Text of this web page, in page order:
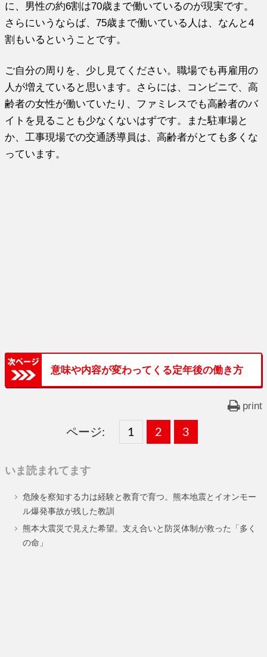
に、男性の約6割は70歳まで働いているのが現実です。
さらにいうならば、75歳まで働いている人は、なんと4
割もいるということです。
ご自分の周りを、少し見てください。職場でも再雇用の
人が増えていると思います。さらには、コンビニで、高
齢者の女性が働いていたり、ファミレスでも高齢者のバ
イトを見ることも少なくないはずです。また駐車場と
か、工事現場での交通誘導員は、高齢者がとても多くな
っています。
意味や内容が変わってくる定年後の働き方
print
ページ:
固
ー
ジ
1 ,
固
ー
ジ
2 ,
固
ー
ジ
3
いま読まれてます
危険を察知する力は経験と教育で育つ。熊本地震とイオンモー
ル爆発事故が残した教訓
熊本大震災で見えた希望。支え合いと防災体制が救った「多く
の命」